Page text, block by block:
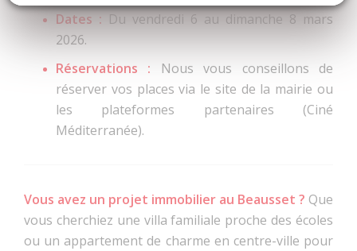
Dates : Du vendredi 6 au dimanche 8 mars
2026.
Réservations : Nous vous conseillons de
réserver vos places via le site de la mairie ou
les plateformes partenaires (Ciné
Méditerranée).
Vous avez un projet immobilier au Beausset ? Que
vous cherchiez une villa familiale proche des écoles
ou un appartement de charme en centre-ville pour